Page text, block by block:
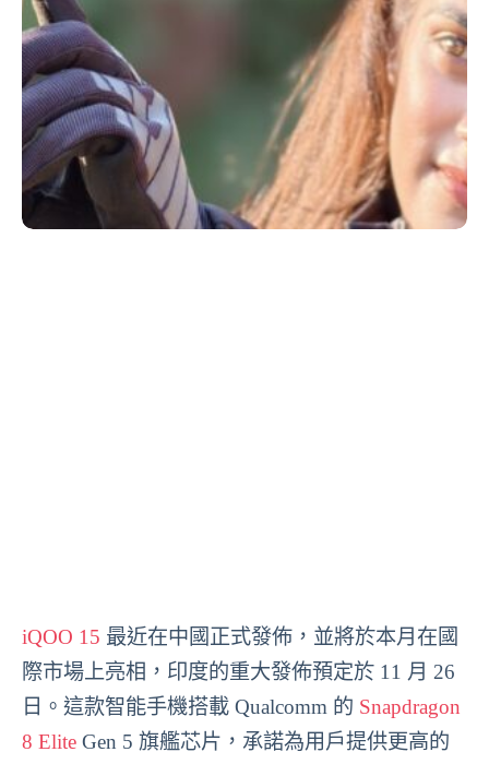
iQOO 15 最近在中國正式發佈，並將於本月在國
際市場上亮相，印度的重大發佈預定於 11 月 26
日。這款智能手機搭載 Qualcomm 的 Snapdragon
8 Elite Gen 5 旗艦芯片，承諾為用戶提供更高的